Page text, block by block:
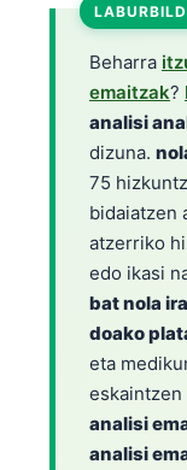
Beharra
emaitzak?
analisi
dizuna.
75
bidaiatzen
atzerriko
edo ikasi
bat nola
doako
eta
analisi
analisi